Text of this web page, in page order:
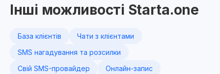
Інші можливості Starta.one
База клієнтів
Чати з клієнтами
SMS нагадування та розсилки
Свій SMS-провайдер
Онлайн-запис